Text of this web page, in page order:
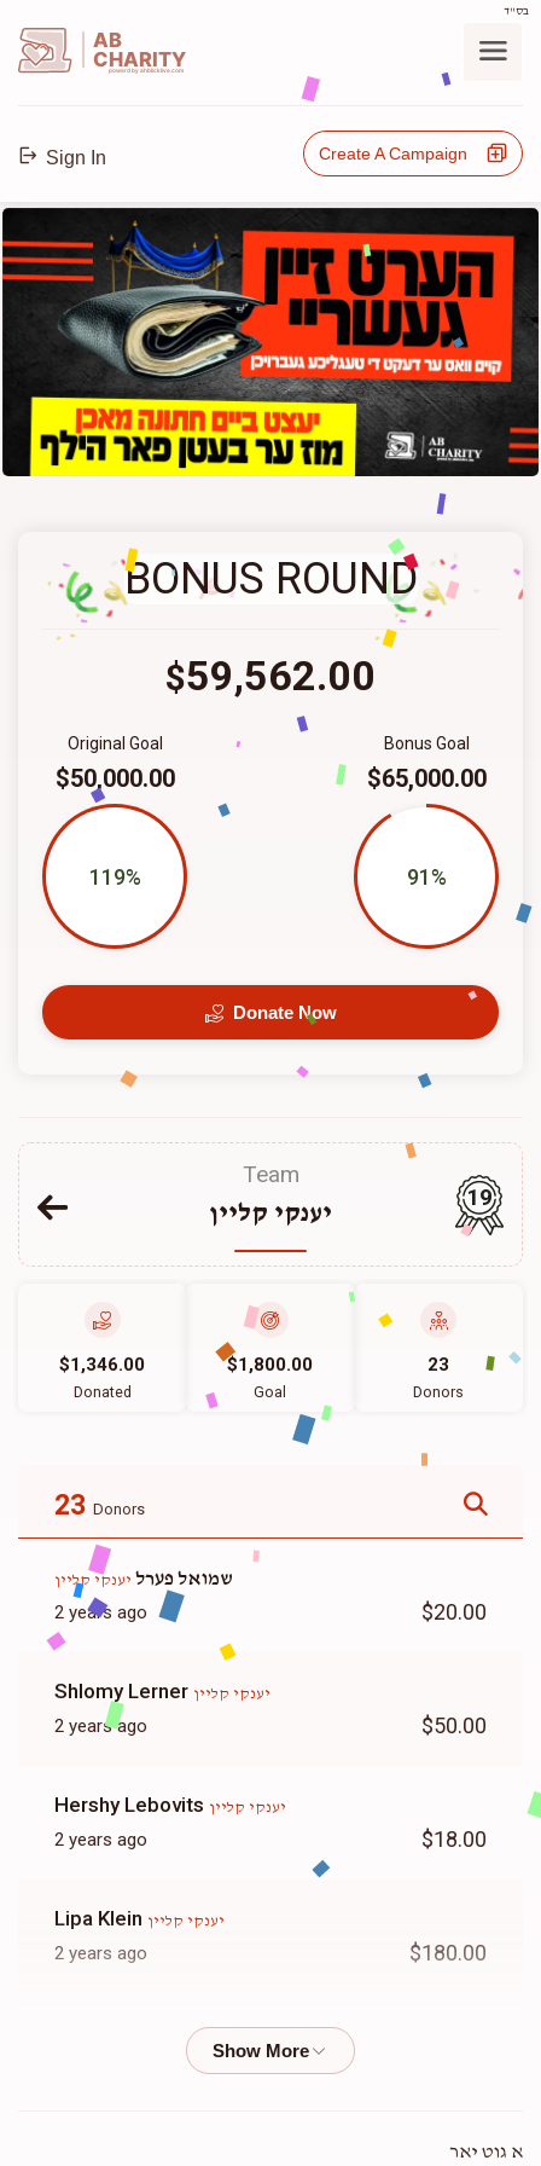
בס"ד
AB
CHARITY
powerd by ahblicklive.com
Sign In Create A Campaign
BONUS ROUND
$59,562.00
Bonus Goal
$65,000.00
91%
Original Goal
$50,000.00
119%
Donate Now
Team
יענקי קליין
19
$1,346.00
Donated
$1,800.00
Goal
23
Donors
23 Donors
שמואל פערל יענקי קליין
2 years ago $20.00
Shlomy Lerner יענקי קליין
2 years ago $50.00
Hershy Lebovits יענקי קליין
2 years ago $18.00
Lipa Klein יענקי קליין
2 years ago $180.00
יענקי קליין
א גוט יאר